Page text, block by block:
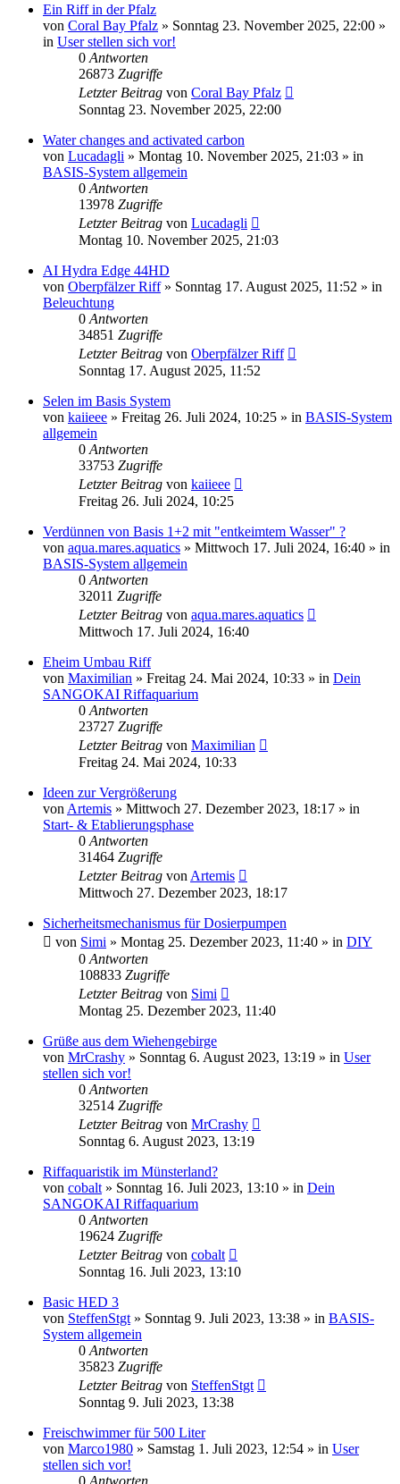
Ein Riff in der Pfalz
von Coral Bay Pfalz » Sonntag 23. November 2025, 22:00 »
in User stellen sich vor!
0 Antworten
26873 Zugriffe
Letzter Beitrag von Coral Bay Pfalz
Sonntag 23. November 2025, 22:00
Water changes and activated carbon
von Lucadagli » Montag 10. November 2025, 21:03 » in
BASIS-System allgemein
0 Antworten
13978 Zugriffe
Letzter Beitrag von Lucadagli
Montag 10. November 2025, 21:03
AI Hydra Edge 44HD
von Oberpfälzer Riff» Sonntag 17. August 2025, 11:52 » in
Beleuchtung
0 Antworten
34851 Zugriffe
Letzter Beitrag von Oberpfälzer Riff
Sonntag 17. August 2025, 11:52
Selen im Basis System
von kaiieee » Freitag 26. Juli 2024, 10:25 » in BASIS-System
allgemein
0 Antworten
33753 Zugriffe
Letzter Beitrag von kaiieee
Freitag 26. Juli 2024, 10:25
Verdünnen von Basis 1+2 mit "entkeimtem Wasser" ?
von aqua.mares.aquatics » Mittwoch 17. Juli 2024, 16:40 » in
BASIS-System allgemein
0 Antworten
32011 Zugriffe
Letzter Beitrag von aqua.mares.aquatics
Mittwoch 17. Juli 2024, 16:40
Eheim Umbau Riff
von Maximilian » Freitag 24. Mai 2024, 10:33 » in Dein
SANGOKAI Riffaquarium
0 Antworten
23727 Zugriffe
Letzter Beitrag von Maximilian
Freitag 24. Mai 2024, 10:33
Ideen zur Vergrößerung
von Artemis » Mittwoch 27. Dezember 2023, 18:17 » in
Start- & Etablierungsphase
0 Antworten
31464 Zugriffe
Letzter Beitrag von Artemis
Mittwoch 27. Dezember 2023, 18:17
Sicherheitsmechanismus für Dosierpumpen
von Simi » Montag 25. Dezember 2023, 11:40 » in DIY
0 Antworten
108833 Zugriffe
Letzter Beitrag von Simi
Montag 25. Dezember 2023, 11:40
Grüße aus dem Wiehengebirge
von MrCrashy » Sonntag 6. August 2023, 13:19 » in User
stellen sich vor!
0 Antworten
32514 Zugriffe
Letzter Beitrag von MrCrashy
Sonntag 6. August 2023, 13:19
Riffaquaristik im Münsterland?
von cobalt » Sonntag 16. Juli 2023, 13:10 » in Dein
SANGOKAI Riffaquarium
0 Antworten
19624 Zugriffe
Letzter Beitrag von cobalt
Sonntag 16. Juli 2023, 13:10
Basic HED 3
von SteffenStgt » Sonntag 9. Juli 2023, 13:38 » in BASIS-
System allgemein
0 Antworten
35823 Zugriffe
Letzter Beitrag von SteffenStgt
Sonntag 9. Juli 2023, 13:38
Freischwimmer für 500 Liter
von Marco1980 » Samstag 1. Juli 2023, 12:54 » in User
stellen sich vor!
0 Antworten